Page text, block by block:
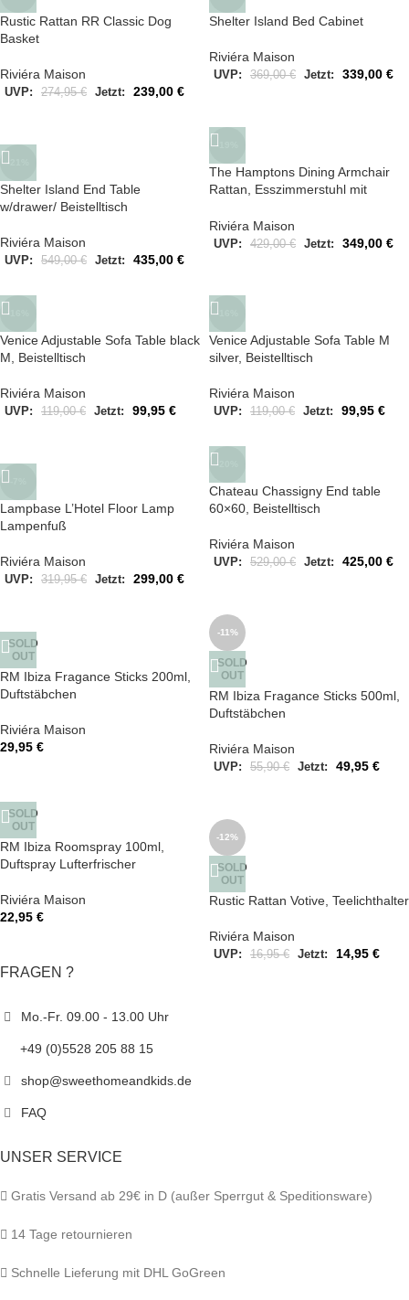
Rustic Rattan RR Classic Dog
Basket
Riviéra Maison
UVP: 274,95€ Jetzt: 239,00 €
Shelter Island Bed Cabinet
Riviéra Maison
UVP: 369,00€ Jetzt: 339,00 €
-21%
Shelter Island End Table
w/drawer/ Beistelltisch
Riviéra Maison
UVP: 549,00€ Jetzt: 435,00 €
-19%
The Hamptons Dining Armchair
Rattan, Esszimmerstuhl mit
Riviéra Maison
UVP: 429,00€ Jetzt: 349,00 €
-16%
Venice Adjustable Sofa Table black
M, Beistelltisch
Riviéra Maison
UVP: 119,00€ Jetzt: 99,95 €
-16%
Venice Adjustable Sofa Table M
silver, Beistelltisch
Riviéra Maison
UVP: 119,00€ Jetzt: 99,95 €
Lampbase L’Hotel Floor Lamp
Lampenfuß
Riviéra Maison
UVP: 319,95€ Jetzt: 299,00 €
-20%
Chateau Chassigny End table
60×60, Beistelltisch
Riviéra Maison
UVP: 529,00€ Jetzt: 425,00 €
SOLD
OUT
RM Ibiza Fragance Sticks 200ml,
Duftstäbchen
Riviéra Maison
29,95 €
-11%
SOLD
OUT
RM Ibiza Fragance Sticks 500ml,
Duftstäbchen
Riviéra Maison
UVP: 55,90€ Jetzt: 49,95 €
SOLD
OUT
RM Ibiza Roomspray 100ml,
Duftspray Lufterfrischer
Riviéra Maison
22,95 €
-12%
SOLD
OUT
Rustic Rattan Votive, Teelichthalter
Riviéra Maison
UVP: 16,95€ Jetzt: 14,95 €
FRAGEN ?
Mo.-Fr. 09.00 - 13.00 Uhr
+49 (0)5528 205 88 15
shop@sweethomeandkids.de
FAQ
UNSER SERVICE
Gratis Versand ab 29€ in D (außer Sperrgut & Speditionsware)
14 Tage retournieren
Schnelle Lieferung mit DHL GoGreen